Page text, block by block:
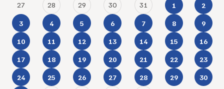
27 28 29 30 31 1 2
3 4 5 6 7 8 9
10 11 12 13 14 15 16
17 18 19 20 21 22 23
24 25 26 27 28 29 30